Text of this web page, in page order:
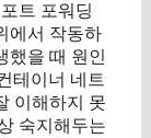
트 포워딩
에서 작동하
했을 때 원인
테이너 네트
이해하지 못
숙지해두는